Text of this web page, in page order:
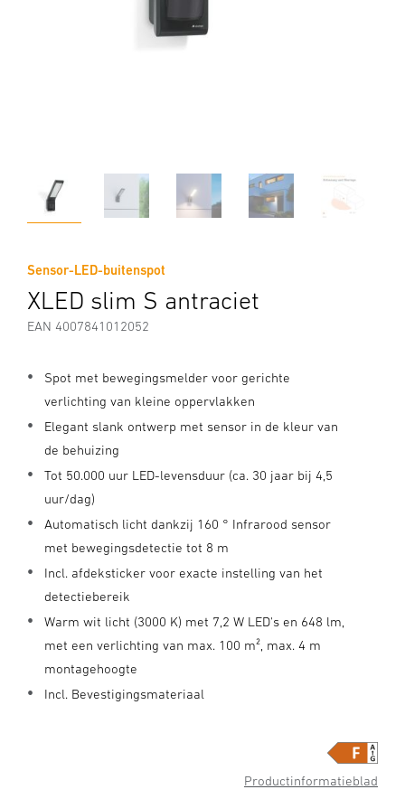
Sensor-LED-buitenspot
XLED slim S antraciet
EAN 4007841012052
Spot met bewegingsmelder voor gerichte
verlichting van kleine oppervlakken
Elegant slank ontwerp met sensor in de kleur van
de behuizing
Tot 50.000 uur LED-levensduur (ca. 30 jaar bij 4,5
uur/dag)
Automatisch licht dankzij 160 ° Infrarood sensor
met bewegingsdetectie tot 8 m
Incl. afdeksticker voor exacte instelling van het
detectiebereik
Warm wit licht (3000 K) met 7,2 W LED's en 648 lm,
met een verlichting van max. 100 m², max. 4 m
montagehoogte
Incl. Bevestigingsmateriaal
Productinformatieblad